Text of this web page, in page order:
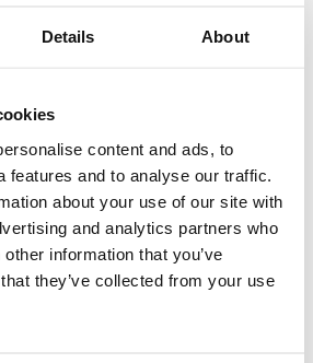
Details About
content and ads, to
features and to analyse our traffic.
about your use of our site with
and analytics partners who
information that you’ve
they’ve collected from your use
di Matteo Renzi